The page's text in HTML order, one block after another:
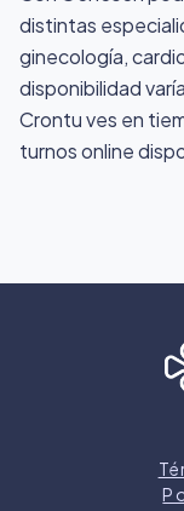
distintas
ginecología,
disponibilidad
Crontu ves en
turnos online